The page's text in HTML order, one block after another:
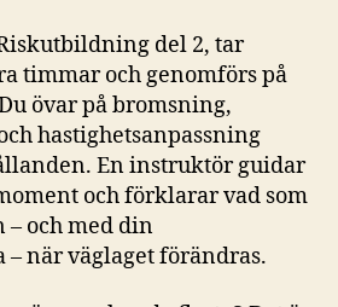
del 2, tar
timmar och genomförs på
övar på bromsning,
hastighetsanpassning
En instruktör guidar
och förklarar vad som
och med din
när väglaget förändras.